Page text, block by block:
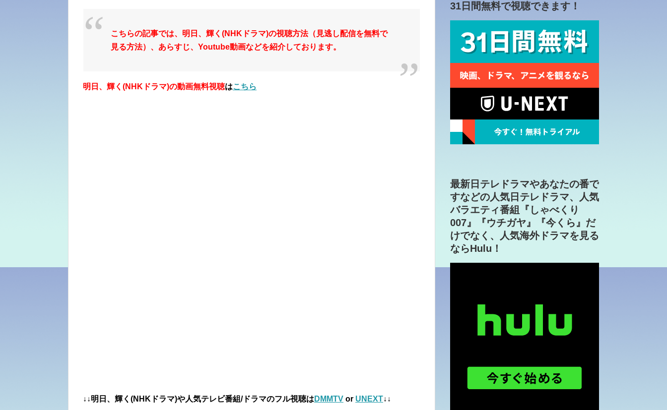
こちらの記事では、明日、輝く(NHKドラマ)の視聴方法（見逃し配信を無料で
見る方法）、あらすじ、Youtube動画などを紹介しております。
明日、輝く(NHKドラマ)の動画無料視聴はこちら
↓↓明日、輝く(NHKドラマ)や人気テレビ番組/ドラマのフル視聴は DMMTV or UNEXT↓↓
31日間無料で視聴できます！
最新日テレドラマやあなたの番で
すなどの人気日テレドラマ、人気
バラエティ番組『しゃべくり
007』『ウチガヤ』『今くら』だ
けでなく、人気海外ドラマを見る
ならHulu！